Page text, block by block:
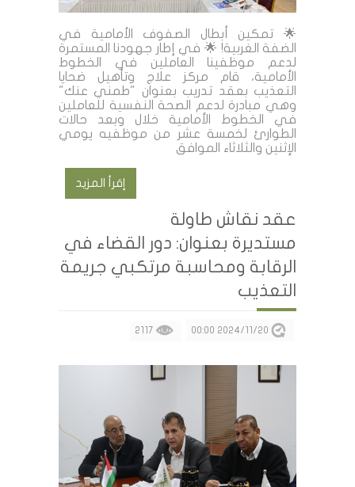
🌟 تمكين أبطال الصفوف الأمامية في
الضفة الغربية! 🌟 في إطار جهودنا المستمرة
لدعم موظفينا العاملين في الخطوط
الأمامية، قام مركز علاج وتأهيل ضحايا
التعذيب بعقد تدريب بعنوان "طمني عنك"
وهي مبادرة لدعم الصحة النفسية للعاملين
في الخطوط الأمامية خلال وبعد حالات
الطوارئ لخمسة عشر من موظفيه يومي
الإثنين والثلاثاء الموافق
إقرأ المزيد
عقد نقاش طاولة
مستديرة بعنوان: دور القضاء في
الرقابة ومحاسبة مرتكبي جريمة
التعذيب